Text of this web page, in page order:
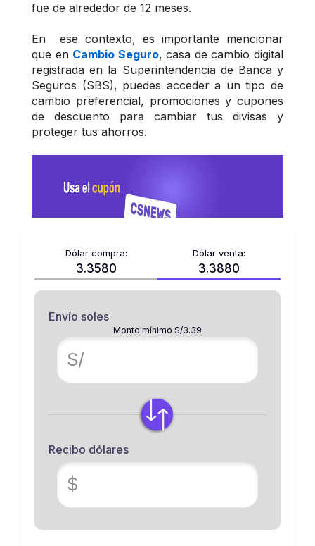
fue de alrededor de 12 meses.
En  ese contexto, es importante mencionar
que en Cambio Seguro, casa de cambio digital
registrada en la Superintendencia de Banca y
Seguros (SBS), puedes acceder a un tipo de
cambio preferencial, promociones y cupones
de descuento para cambiar tus divisas y
proteger tus ahorros.
Dólar compra:
3.3580
Dólar venta:
3.3880
Envío soles
Monto mínimo S/3.39
S/
Recibo dólares
$